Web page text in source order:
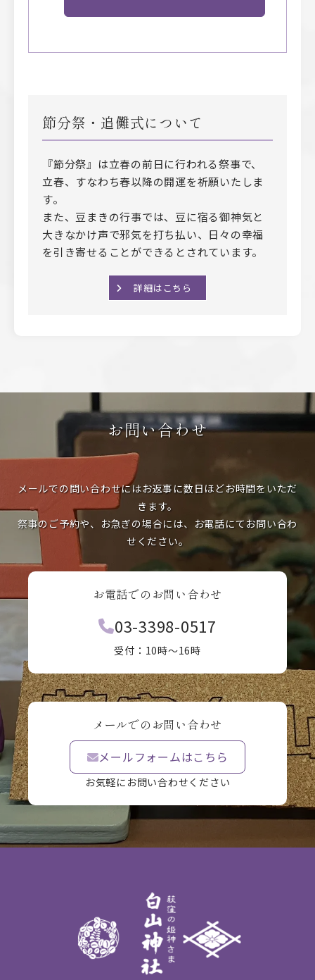
節分祭・追儺式について
『節分祭』は立春の前日に行われる祭事で、
立春、すなわち春以降の開運を祈願いたしま
す。
また、豆まきの行事では、豆に宿る御神気と
大きなかけ声で邪気を打ち払い、日々の幸福
を引き寄せることができるとされています。
詳細はこちら
お問い合わせ
メールでの問い合わせにはお返事に数日ほどお時間をいただ
きます。
祭事のご予約や、お急ぎの場合には、お電話にてお問い合わ
せください。
お電話でのお問い合わせ
03-3398-0517
受付：10時〜16時
メールでのお問い合わせ
メールフォームはこちら
お気軽にお問い合わせください